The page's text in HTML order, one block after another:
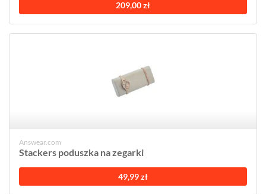
209,00 zł
Answear.com
Stackers poduszka na zegarki
49,99 zł